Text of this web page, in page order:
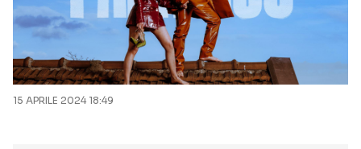
15 APRILE 2024 18:49